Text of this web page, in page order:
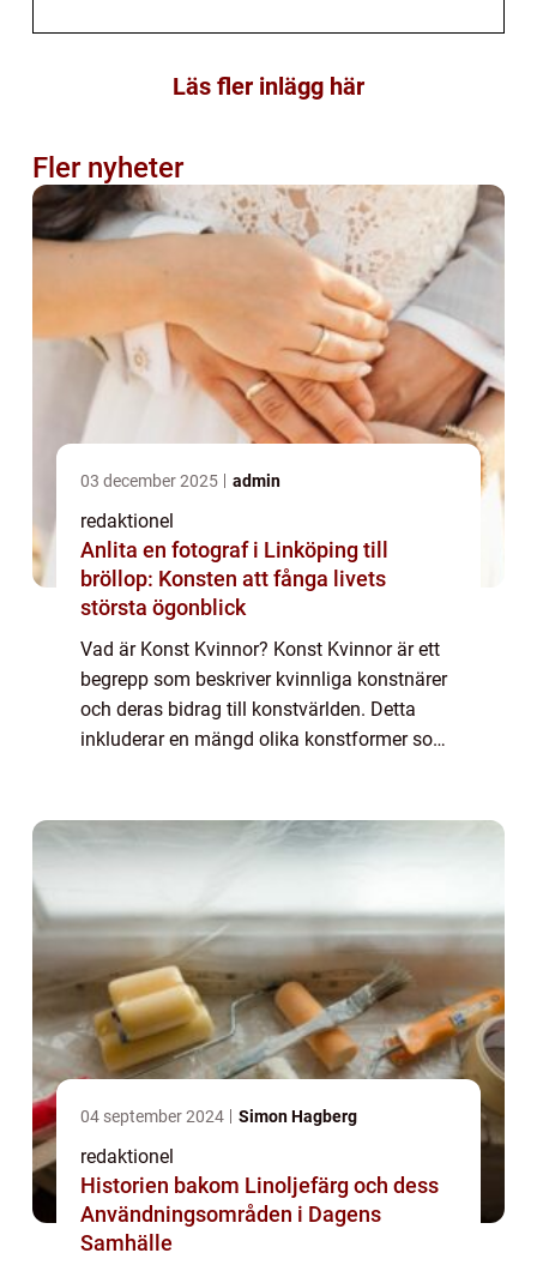
Läs fler inlägg här
Fler nyheter
03 december 2025 admin
redaktionel
Anlita en fotograf i Linköping till
bröllop: Konsten att fånga livets
största ögonblick
Vad är Konst Kvinnor? Konst Kvinnor är ett
begrepp som beskriver kvinnliga konstnärer
och deras bidrag till konstvärlden. Detta
inkluderar en mängd olika konstformer som
04 september 2024 Simon Hagberg
redaktionel
Historien bakom Linoljefärg och dess
Användningsområden i Dagens
Samhälle